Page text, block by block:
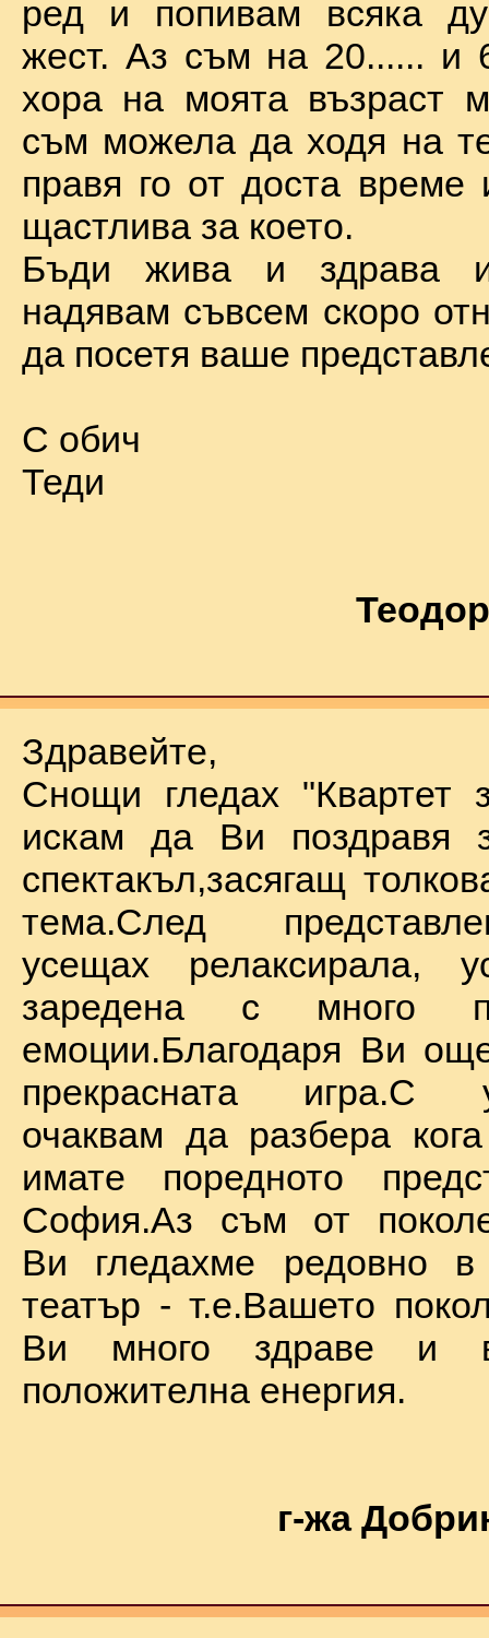
ред и попивам всяка
жест. Аз съм на 20...... и
хора на моята възраст
съм можела да ходя на
правя го от доста време
щастлива за което.
Бъди жива и здрава
надявам съвсем скоро
да посетя ваше
С обич
Теди
Здравейте,
Снощи гледах "Квартет
искам да Ви поздравя
спектакъл,засягащ
тема.След
усещах релаксирала,
заредена с много
емоции.Благодаря Ви
прекрасната игра.С
очаквам да разбера
имате поредното
София.Аз съм от
Ви гледахме редовно
театър - т.е.Вашето
Ви много здраве и
положителна енергия.
г-жа